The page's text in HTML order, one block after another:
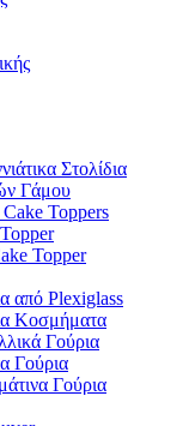
Στολίδια
Γάμου
Cake Toppers
Topper
από Plexiglass
Κοσμήματα
Γούρια
Γούρια
Γούρια